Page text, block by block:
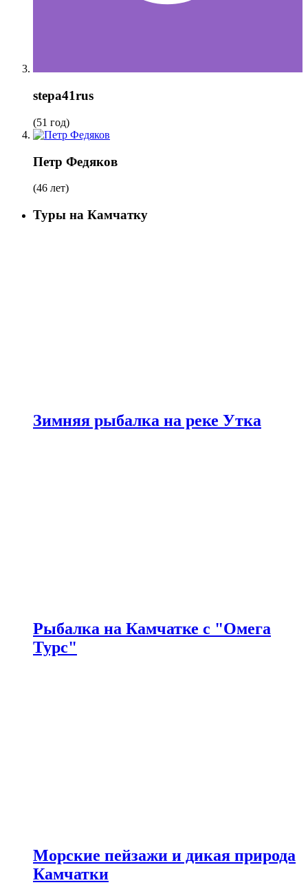
stepa41rus
(51 год)
Петр Федяков
(46 лет)
Туры на Камчатку
Зимняя рыбалка на реке Утка
Рыбалка на Камчатке c "Омега
Турс"
Морские пейзажи и дикая природа
Камчатки